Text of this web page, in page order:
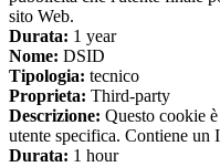
sito Web.
Durata: 1 year
Nome: DSID
Tipologia: tecnico
Proprieta: Third-party
Descrizione: Questo cookie
utente specifica. Contiene
Durata: 1 hour